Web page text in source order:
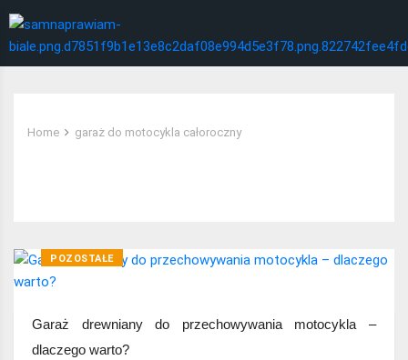
Home garaż do motocykla całoroczny
POZOSTAŁE
Garaż drewniany do przechowywania motocykla –
dlaczego warto?